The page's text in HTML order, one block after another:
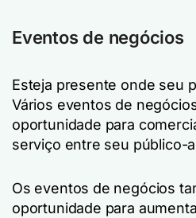
Eventos de negócios
Esteja presente onde seu
Vários eventos de
oportunidade para
serviço entre seu público-
Os eventos de negócios
oportunidade para